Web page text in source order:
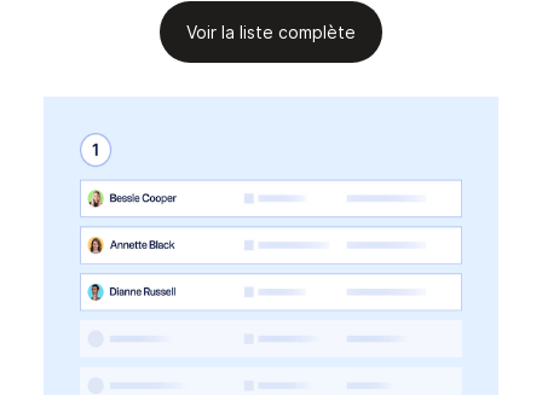
Voir la liste complète